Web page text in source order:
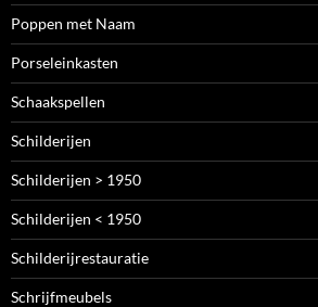
Poppen met Naam
Porseleinkasten
Schaakspellen
Schilderijen
Schilderijen > 1950
Schilderijen < 1950
Schilderijrestauratie
Schrijfmeubels